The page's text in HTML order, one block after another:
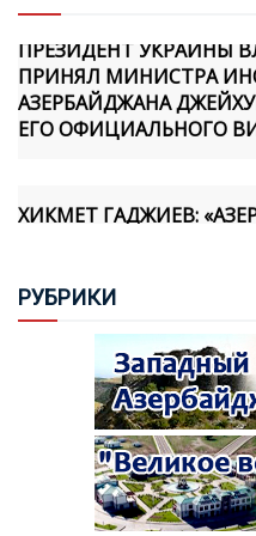
ПРИНЯЛ МИНИСТРА
АЗЕРБАЙДЖАНА
ЕГО ОФИЦИАЛЬНОГО
СВОЮ
ГЕОПОЛИТИЧЕСКУЮ
СВОЮ ПОЛИТИКУ В
«TÜRKIYE GAZETESI»
ВЫСКАЗЫВАНИЙ
ВЛАСТИ АРМЕНИИ
РУБРИКИ